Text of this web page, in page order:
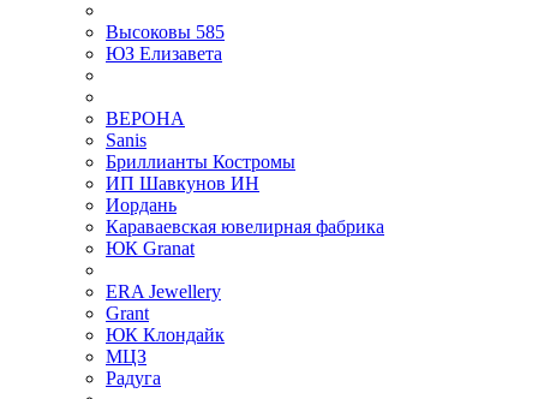
Высоковы 585
ЮЗ Елизавета
ВЕРОНА
Sanis
Бриллианты Костромы
ИП Шавкунов ИН
Иордань
Караваевская ювелирная фабрика
ЮК Granat
ERA Jewellery
Grant
ЮК Клондайк
МЦЗ
Радуга